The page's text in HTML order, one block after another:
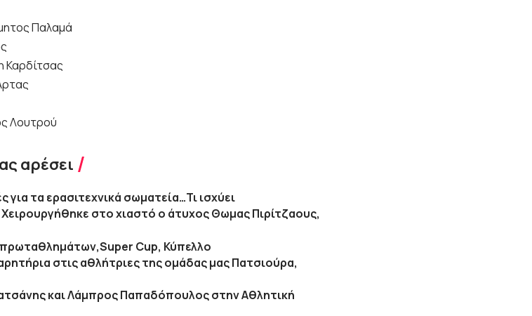
Παλαμά
Καρδίτσας
Λουτρού
αρέσει
για τα ερασιτεχνικά σωματεία…Τι ισχύει
στο χιαστό ο άτυχος Θωμας Πιρίτζαους,
Cup, Κύπελλο
στις αθλήτριες της ομάδας μας Πατσιούρα,
και Λάμπρος Παπαδόπουλος στην Αθλητική